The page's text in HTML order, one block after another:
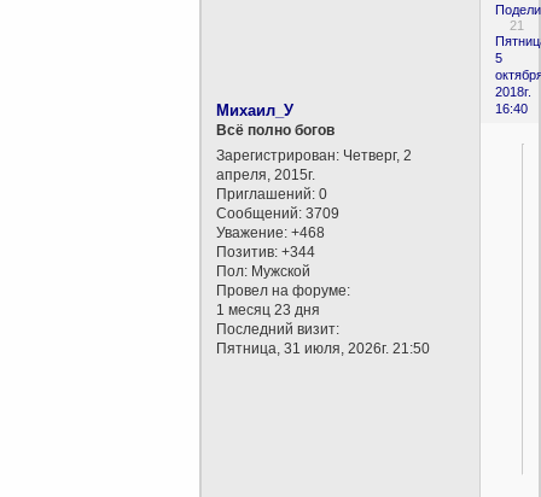
21
5
2018г.
16:40
Михаил_У
Всё полно богов
Зарегистрирован: Четверг, 2
апреля, 2015г.
Приглашений: 0
Сообщений: 3709
Уважение: +468
Позитив: +344
Пол: Мужской
Провел на форуме:
1 месяц 23 дня
Последний визит:
Пятница, 31 июля, 2026г. 21:50